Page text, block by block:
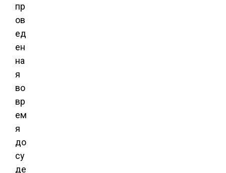
пр
ов
ед
ен
на
я
во
вр
ем
я
до
су
де